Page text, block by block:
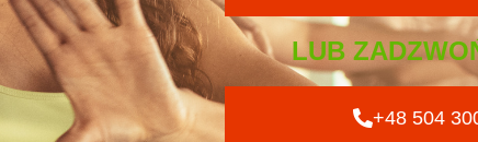
LUB
+48 504